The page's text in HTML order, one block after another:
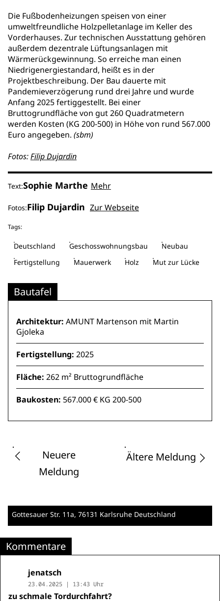
Die Fußbodenheizungen speisen von einer
umweltfreundliche Holzpelletanlage im Keller des
Vorderhauses. Zur technischen Ausstattung gehören
außerdem dezentrale Lüftungsanlagen mit
Wärmerückgewinnung. So erreiche man einen
Niedrigenergiestandard, heißt es in der
Projektbeschreibung. Der Bau dauerte mit
Pandemieverzögerung rund drei Jahre und wurde
Anfang 2025 fertiggestellt. Bei einer
Bruttogrundfläche von gut 260 Quadratmetern
werden Kosten (KG 200-500) in Höhe von rund 567.000
Euro angegeben. (sbm)
Fotos:Filip Dujardin
Text:Sophie Marthe Mehr
Fotos:Filip Dujardin Zur Webseite
Tags:
Deutschland Geschosswohnungsbau
Neubau
Fertigstellung
Mauerwerk Holz Mut zur Lücke
Bautafel
Architektur: AMUNT Martenson mit Martin
Gjoleka
Fertigstellung: 2025
Fläche: 262 m² Bruttogrundfläche
Baukosten: 567.000 € KG 200-500
Neuere
Meldung
Ältere Meldung
Gottesauer Str. 11a, 76131 Karlsruhe Deutschland
Kommentare
jenatsch
23.04.2025 | 13:43 Uhr
zu schmale Tordurchfahrt?